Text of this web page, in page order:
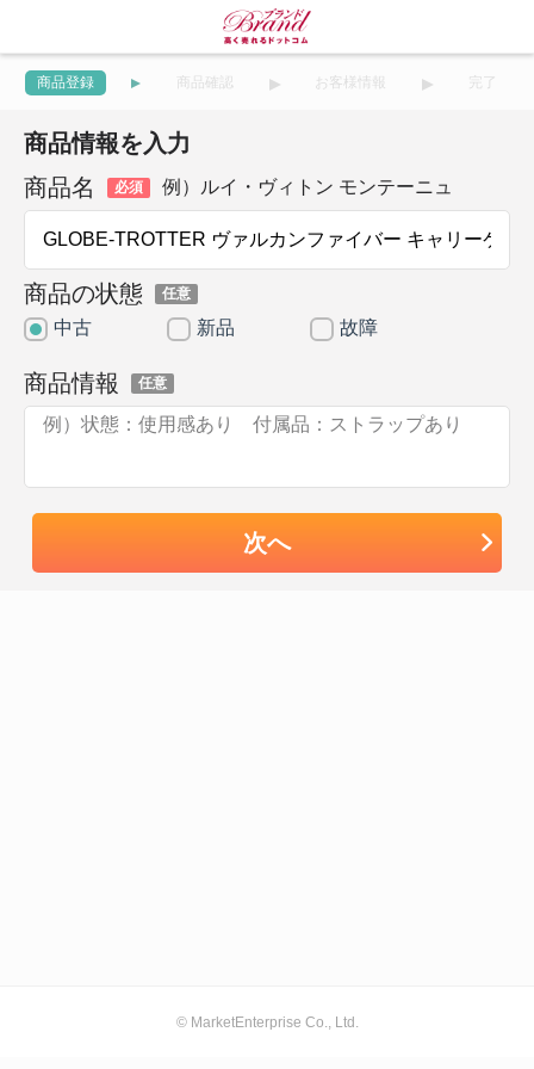
商品登録 商品確認 お客様情報 完了
商品情報を入力
商品名
必須 例）ルイ・ヴィトン モンテーニュ
商品の状態 任意
中古 新品 故障
商品情報 任意
次へ
© MarketEnterprise Co., Ltd.